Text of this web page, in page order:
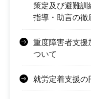
策定及び避難訓
指導・助言の徹
重度障害者支援
ついて
就労定着支援の